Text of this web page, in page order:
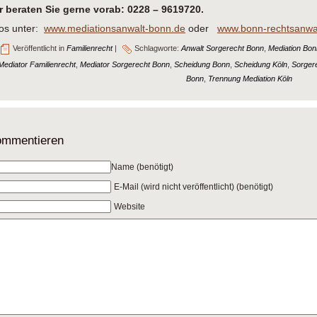
beraten Sie gerne vorab: 0228 – 9619720.
unter: www.mediationsanwalt-bonn.de oder www.bonn-
Veröffentlicht in Familienrecht| Schlagworte:Anwalt Sorgerecht Bonn, Mediation
Familienrecht, Mediator Sorgerecht Bonn Scheidung Bonn Scheidung Köln
Bonn Trennung Mediation Köln
Name (benötigt)
E-Mail (wird nicht veröffentlicht) (benötigt)
Website